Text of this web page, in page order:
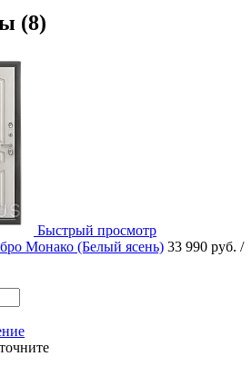
(8)
Быстрый просмотр
Монако (Белый ясень) 33 990 руб. /